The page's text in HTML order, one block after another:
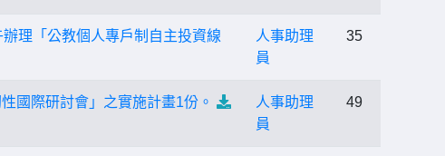
理「公教個人專戶制自主投資線
人事助理
員
35
國際研討會」之實施計畫1份。
人事助理
員
49